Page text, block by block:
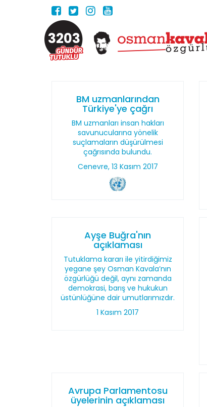
3203
BM uzmanlarından
Türkiye'ye çağrı
BM uzmanları insan hakları
savunucularına yönelik
suçlamaların düşürülmesi
çağrısında bulundu.
Cenevre, 13 Kasım 2017
Ayşe Buğra'nın
açıklaması
Tutuklama kararı ile yitirdiğimiz
yegane şey Osman Kavala’nın
özgürlüğü değil, aynı zamanda
demokrasi, barış ve hukukun
üstünlüğüne dair umutlarımızdır.
1 Kasım 2017
Avrupa Parlamentosu
üyelerinin açıklaması